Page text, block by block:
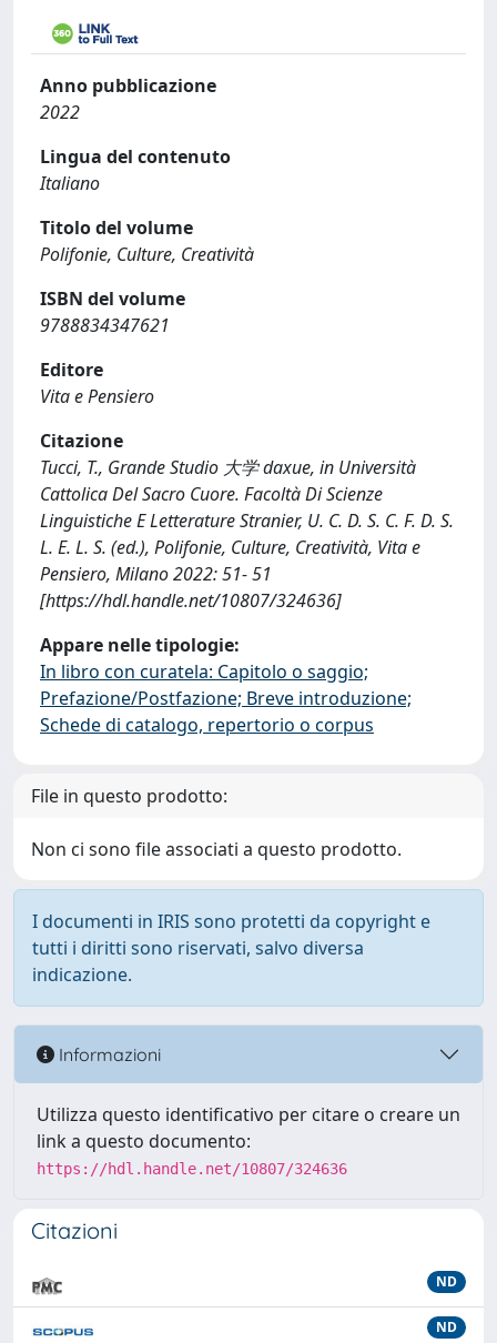
Anno pubblicazione
2022
Lingua del contenuto
Italiano
Titolo del volume
Polifonie, Culture, Creatività
ISBN del volume
9788834347621
Editore
Vita e Pensiero
Citazione
Tucci, T., Grande Studio 大学 daxue, in Università
Cattolica Del Sacro Cuore. Facoltà Di Scienze
Linguistiche E Letterature Stranier, U. C. D. S. C. F. D. S.
L. E. L. S. (ed.), Polifonie, Culture, Creatività, Vita e
Pensiero, Milano 2022: 51- 51
[https://hdl.handle.net/10807/324636]
Appare nelle tipologie:
In libro con curatela: Capitolo o saggio;
Prefazione/Postfazione; Breve introduzione;
Schede di catalogo, repertorio o corpus
File in questo prodotto:
Non ci sono file associati a questo prodotto.
I documenti in IRIS sono protetti da copyright e
tutti i diritti sono riservati, salvo diversa
indicazione.
Informazioni
Utilizza questo identificativo per citare o creare un
link a questo documento:
https://hdl.handle.net/10807/324636
Citazioni
ND
ND